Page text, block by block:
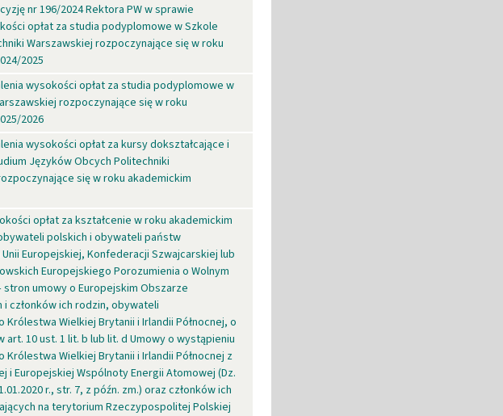
nr 196/2024 Rektora PW w sprawie
opłat za studia podyplomowe w Szkole
Warszawskiej rozpoczynające się w roku
2025
wysokości opłat za studia podyplomowe w
rozpoczynające się w roku
2026
wysokości opłat za kursy dokształcające i
Języków Obcych Politechniki
się w roku akademickim
opłat za kształcenie w roku akademickim
polskich i obywateli państw
Europejskiej, Konfederacji Szwajcarskiej lub
Europejskiego Porozumienia o Wolnym
stron umowy o Europejskim Obszarze
członków ich rodzin, obywateli
Królestwa Wielkiej Brytanii i Irlandii Północnej, o
art. 10 ust. 1 lit. b lub lit. d Umowy o wystąpieniu
Królestwa Wielkiej Brytanii i Irlandii Północnej z
i Europejskiej Wspólnoty Energii Atomowej (Dz.
r., str. 7, z późn. zm.) oraz członków ich
na terytorium Rzeczypospolitej Polskiej